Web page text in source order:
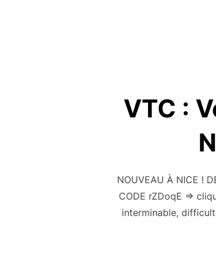
VTC :
NOUVEAU À NICE !
CODE rZDoqE =>
interminable,